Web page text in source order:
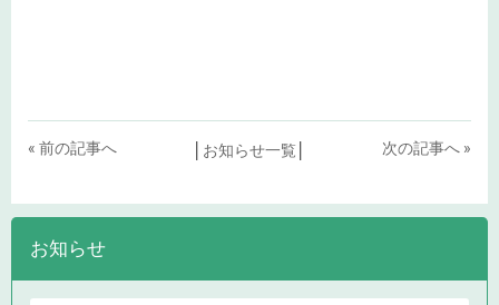
« 前の記事へ お知らせ一覧 次の記事へ »
お知らせ